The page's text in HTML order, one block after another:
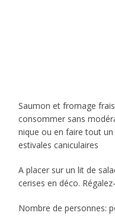
Saumon et fromage
consommer sans
nique ou en faire tout
estivales caniculaires
A placer sur un lit de
cerises en déco.
Nombre de personnes: